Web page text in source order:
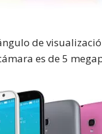
de
es de 5